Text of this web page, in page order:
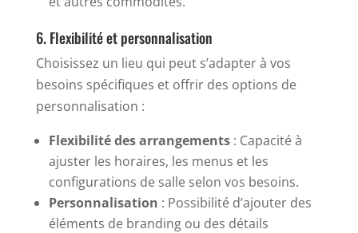
6. Flexibilité et personnalisation
Choisissez un lieu qui peut s’adapter à vos
besoins spécifiques et offrir des options de
personnalisation :
Flexibilité des arrangements: Capacité à
ajuster les horaires, les menus et les
configurations de salle selon vos besoins.
Personnalisation : Possibilité d’ajouter des
éléments de branding ou des détails